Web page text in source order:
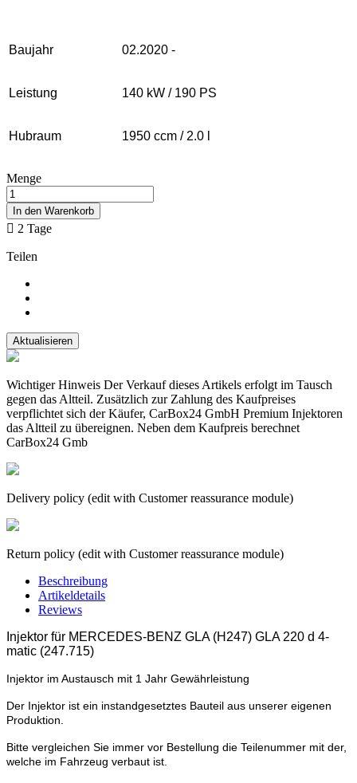
Baujahr 02.2020 -
Leistung 140 kW / 190 PS
Hubraum 1950 ccm / 2.0 l
Menge
In den Warenkorb
 2 Tage
Teilen
Wichtiger Hinweis Der Verkauf dieses Artikels erfolgt im Tausch
gegen das Altteil. Zusätzlich zur Zahlung des Kaufpreises
verpflichtet sich der Käufer, CarBox24 GmbH Premium Injektoren
das Altteil zu übereignen. Neben dem Kaufpreis berechnet
CarBox24 Gmb
Delivery policy (edit with Customer reassurance module)
Return policy (edit with Customer reassurance module)
Beschreibung
Artikeldetails
Reviews
Injektor für MERCEDES-BENZ GLA (H247) GLA 220 d 4-
matic (247.715)
Injektor im Austausch mit 1 Jahr Gewährleistung
Der Injektor ist ein instandgesetztes Bauteil aus unserer eigenen
Produktion.
Bitte vergleichen Sie immer vor Bestellung die Teilenummer mit der,
welche im Fahrzeug verbaut ist.